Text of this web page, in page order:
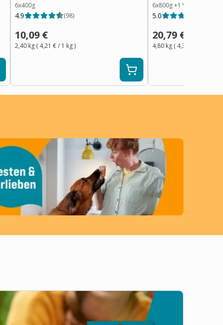
6x400g
4.9 (98)
10,09 €
2,40 kg ( 4,21 €/ 1 kg)
6x800g+1 Variante
5.0
20,79 €
4,80 kg ( 4,34 €